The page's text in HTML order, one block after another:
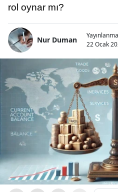
rol oynar mı?
Nur Duman
Yayınlanma
22 Ocak